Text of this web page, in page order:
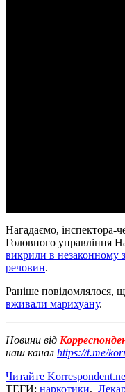
Нагадаємо, інспектора-
Головного управління
викрили в незаконному
речовин.
Раніше повідомлялося,
вживали марихуану.
Новини від
наш канал https://t.me/
Читайте
ТЕГИ: наркотики,